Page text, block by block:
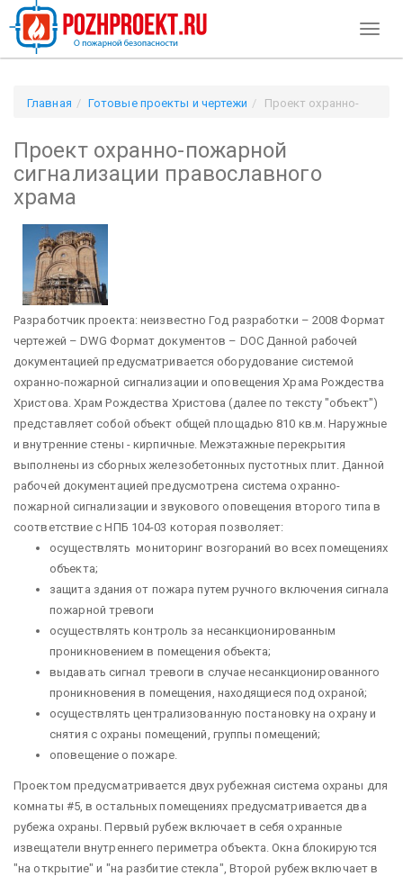
Главная Готовые проекты и чертежи
Проект охранно-
Проект охранно-пожарной
сигнализации православного
храма
Разработчик проекта: неизвестно Год разработки – 2008 Формат
чертежей – DWG Формат документов – DOC Данной рабочей
документацией предусматривается оборудование системой
охранно-пожарной сигнализации и оповещения Храма Рождества
Христова. Храм Рождества Христова (далее по тексту "объект")
представляет собой объект общей площадью 810 кв.м. Наружные
и внутренние стены - кирпичные. Межэтажные перекрытия
выполнены из сборных железобетонных пустотных плит. Данной
рабочей документацией предусмотрена система охранно-
пожарной сигнализации и звукового оповещения второго типа в
соответствие с НПБ 104-03 которая позволяет:
осуществлять мониторинг возгораний во всех помещениях
объекта;
защита здания от пожара путем ручного включения сигнала
пожарной тревоги
осуществлять контроль за несанкционированным
проникновением в помещения объекта;
выдавать сигнал тревоги в случае несанкционированного
проникновения в помещения, находящиеся под охраной;
осуществлять централизованную постановку на охрану и
снятия с охраны помещений, группы помещений;
оповещение о пожаре.
Проектом предусматривается двух рубежная система охраны для
комнаты #5, в остальных помещениях предусматривается два
рубежа охраны. Первый рубеж включает в себя охранные
извещатели внутреннего периметра объекта. Окна блокируются
"на открытие" и "на разбитие стекла", Второй рубеж включает в